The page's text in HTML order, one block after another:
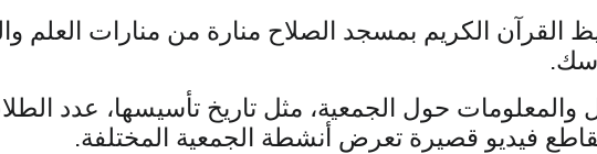
فيديو قصيرة تعرض أنشطة الجمعية المختلفة.